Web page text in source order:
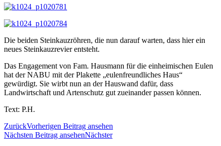
Die beiden Steinkauzröhren, die nun darauf warten, dass hier ein
neues Steinkauzrevier entsteht.
Das Engagement von Fam. Hausmann für die einheimischen Eulen
hat der NABU mit der Plakette „eulenfreundliches Haus“
gewürdigt. Sie wirbt nun an der Hauswand dafür, dass
Landwirtschaft und Artenschutz gut zueinander passen können.
Text: P.H.
ZurückVorherigen Beitrag ansehen
Nächsten Beitrag ansehenNächster